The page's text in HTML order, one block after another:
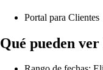
Portal para
Qué pueden